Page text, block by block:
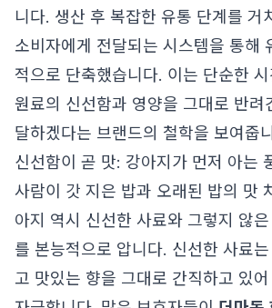
니다. 생산 후 복잡한 유통 단계를 거
소비자에게 전달되는 시스템을 통해
적으로 단축했습니다. 이는 단순한
원료의 신선함과 영양을 그대로 반려
달하겠다는 브랜드의 철학을 보여줍
신선함이 곧 맛: 강아지가 먼저 아는
사람이 갓 지은 밥과 오래된 밥의 맛
아지 역시 신선한 사료와 그렇지 않은
를 본능적으로 압니다. 신선한 사료
고 맛있는 향을 그대로 간직하고 있